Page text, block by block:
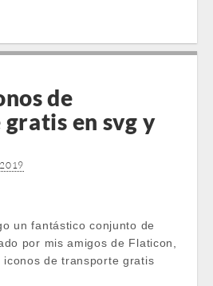
de
en svg y
un fantástico conjunto de
por mis amigos de Flaticon,
iconos de transporte gratis